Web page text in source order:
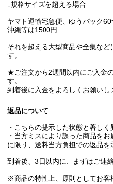
↓規格サイズを超える場合
ヤマト運輸宅急便、ゆうパック
沖縄等は1500円
それを超える大型商品や全集など
す。
★ご注文から2週間以内にご入金
す。
到着後に入金をよろしくお願いし
返品について
・こちらの提示した状態と著しく
・当方ミスにより誤った商品を
に限り、送料当方負担での返品を
到着後、3日以内に、まずはご連
※商品の特性上、原則としてお客